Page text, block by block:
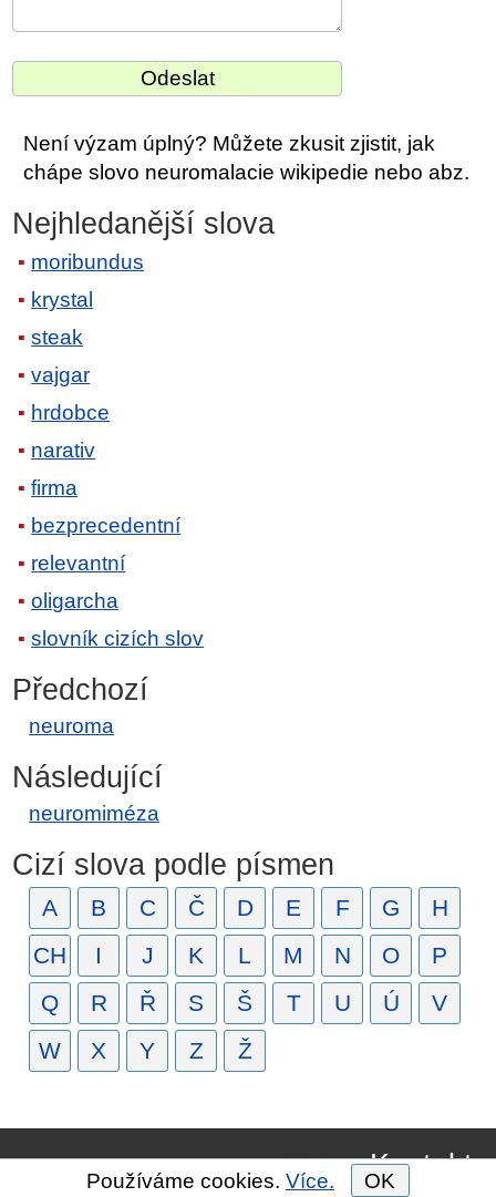
Není výzam úplný? Můžete zkusit zjistit, jak
chápe slovo neuromalacie wikipedie nebo abz.
Nejhledanější slova
moribundus
krystal
steak
vajgar
hrdobce
narativ
firma
bezprecedentní
relevantní
oligarcha
slovník cizích slov
Předchozí
neuroma
Následující
neuromiméza
Cizí slova podle písmen
A B C Č D E F G
H
CH
I J K L M N O
P
Q
R Ř S Š T U Ú
V
W
X Y Z Ž
Kontakt
Používáme cookies. Více. OK